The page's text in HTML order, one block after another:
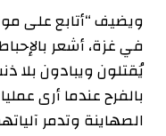
ويضيف “أتابع على
في غزة، أشعر
يُقتلون ويبادون بلا
بالفرح عندما أرى
الصهاينة وتدمر